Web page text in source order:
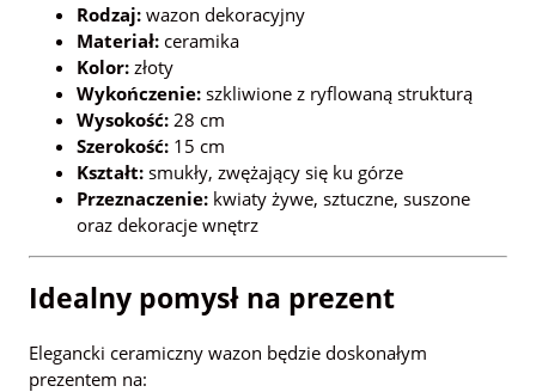
Rodzaj: wazon dekoracyjny
Materiał: ceramika
Kolor: złoty
Wykończenie: szkliwione z ryflowaną strukturą
Wysokość: 28 cm
Szerokość: 15 cm
Kształt: smukły, zwężający się ku górze
Przeznaczenie: kwiaty żywe, sztuczne, suszone
oraz dekoracje wnętrz
Idealny pomysł na prezent
Elegancki ceramiczny wazon będzie doskonałym
prezentem na: